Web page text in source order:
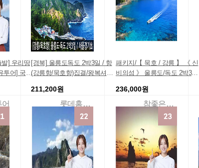
] 우리땅
투어] 국내
항공] 깜짝
상품 땡
[경북] 울릉도독도 2박3일 / 항
(강릉항/묵호항)집결/왕복셔틀/
서울경기出
211,200원
롯데홈쇼핑
패키지/【 묵호 / 강릉 】 《 신
비의섬 》 울릉도/독도 2박3일
일출발]_연합
236,000원
참좋은여행